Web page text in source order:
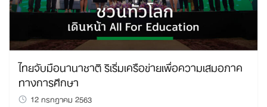
ไทยจับมือนานาชาติ ริเริ่มเครือข่ายเพื่อความเสมอภาค
ทางการศึกษา
12 กรกฎาคม 2563